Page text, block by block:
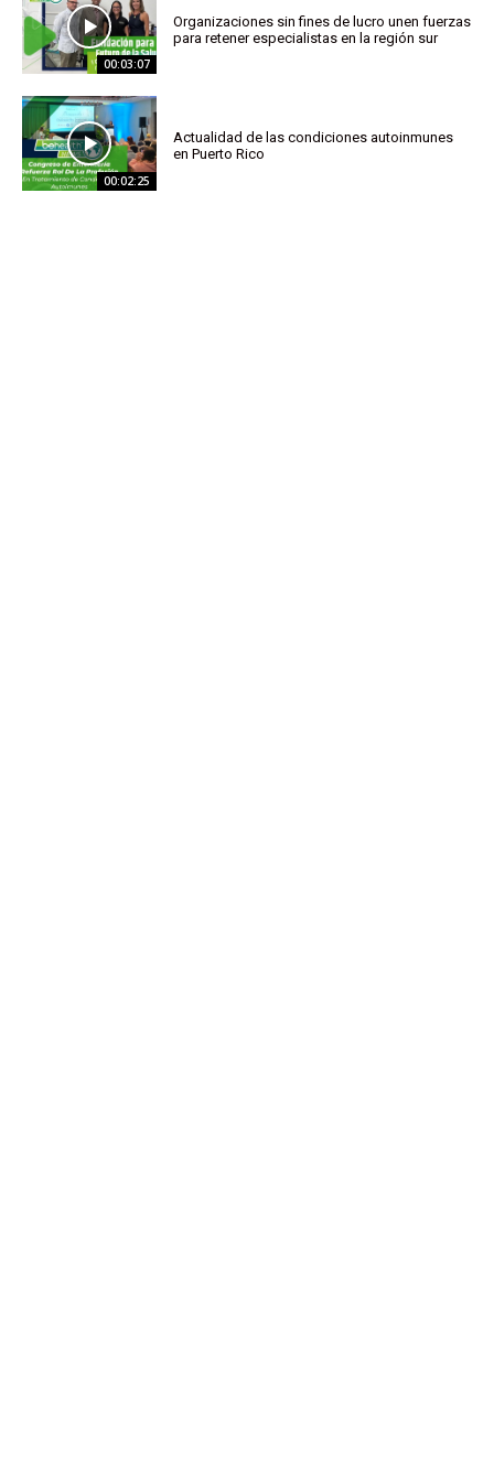
00:03:07
Organizaciones sin fines de lucro unen fuerzas
para retener especialistas en la región sur
00:02:25
Actualidad de las condiciones autoinmunes
en Puerto Rico